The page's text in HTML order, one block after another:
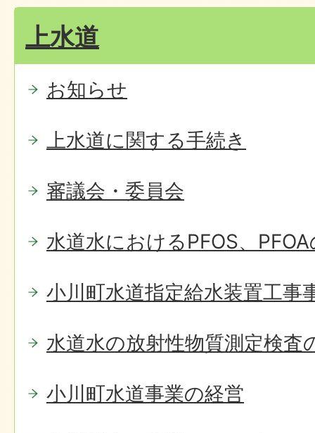
上水道
お知らせ
上水道に関する手続き
審議会・委員会
水道水におけるPFOS、
小川町水道指定給水装置工事
水道水の放射性物質測定検査
小川町水道事業の経営